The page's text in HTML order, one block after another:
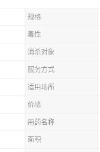
规格
毒性
消杀对象
服务方式
适用场所
价格
用药名称
面积